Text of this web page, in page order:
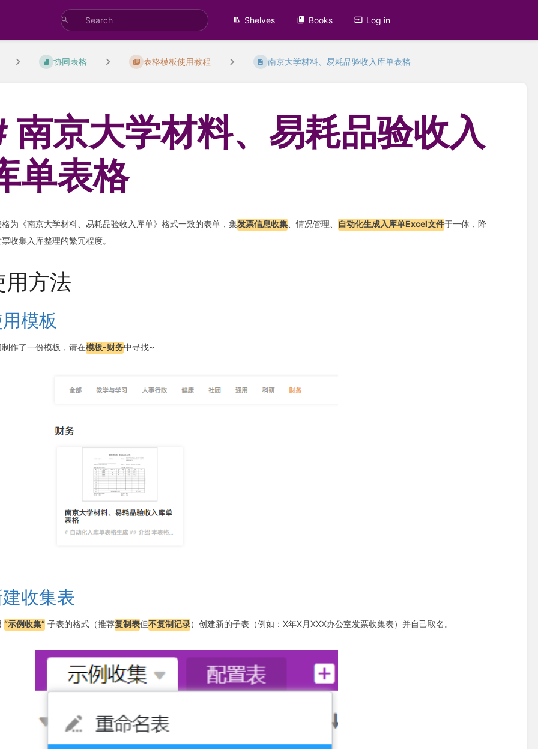
Shelves Books Log in
协同表格 表格模板使用教程 南京大学材料、易耗品验收入库单表格
南京大学材料、易耗品验收入
单表格
格为《南京大学材料、易耗品验收入库单》格式一致的表单，集发票信息收集 、情况管理、 自动化生成入库单Excel文件于一体，降
收集入库整理的繁冗程度。
用方法
模板
制作了一份模板，请在模板-财务中寻找~
收集表
“示例收集” 子表的格式（推荐复制表但不复制记录）创建新的子表（例如：X年X月XXX办公室发票收集表）并自己取名。